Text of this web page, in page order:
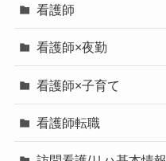
看護師
看護師×夜勤
看護師×子育て
看護師転職